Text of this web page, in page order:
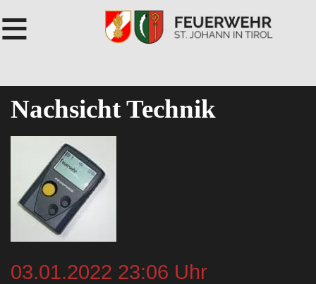
≡
Nachsicht Technik
03.01.2022 23:06 Uhr